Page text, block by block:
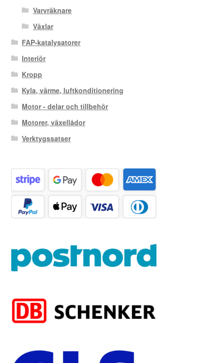
Varvräknare
Växlar
FAP-katalysatorer
Interiör
Kropp
Kyla, värme, luftkonditionering
Motor - delar och tillbehör
Motorer, växellådor
Verktygssatser